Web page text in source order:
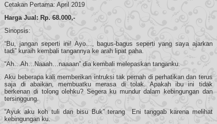
Cetakan Pertama: April 2019
Harga Jual: Rp. 68.000,-
Sinopsis:
“Bu, jangan seperti ini! Ayo…, bagus-bagus seperti yang saya ajarkan
tadi” kuraih kembali tangannya ke arah lipat paha.
“Ah…Ah…Naaah…naaaan” dia kembali melepaskan tanganku.
Aku beberapa kali memberikan intruksi tak pernah di perhatikan dan terus
saja di abaikan, membuatku merasa di tolak. Apakah ibu ini tidak
berkenan di tolong olehku? Segera ku mundur dalam kebingungan dan
tersinggung.
“Ayuk aku koh tuli dan bisu Buk” terang Eni tanggab karena melihat
kebingungan ku.